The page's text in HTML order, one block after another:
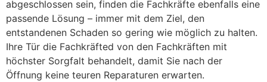
abgeschlossen sein, finden die Fachkräfte ebenfalls eine
passende Lösung – immer mit dem Ziel, den
entstandenen Schaden so gering wie möglich zu halten.
Ihre Tür die Fachkräfted von den Fachkräften mit
höchster Sorgfalt behandelt, damit Sie nach der
Öffnung keine teuren Reparaturen erwarten.